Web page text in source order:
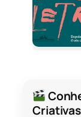
Criativas